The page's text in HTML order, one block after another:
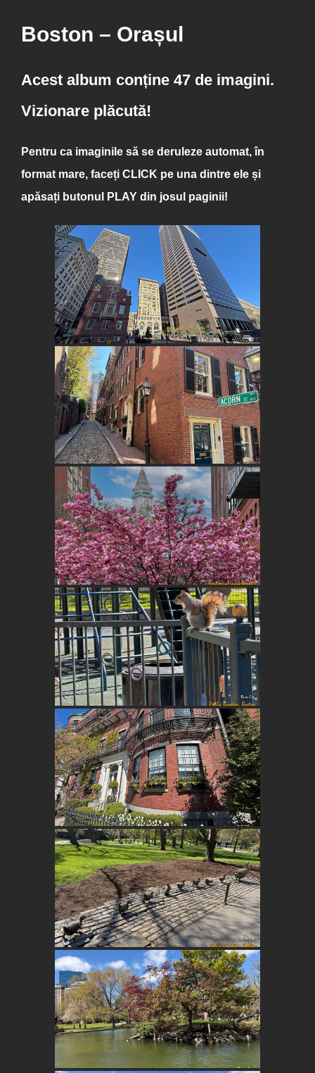
Boston – Orașul
Acest album conține 47 de imagini.
Vizionare plăcută!
Pentru ca imaginile să se deruleze automat, în
format mare, faceți CLICK pe una dintre ele și
apăsați butonul
PLAY din josul paginii!